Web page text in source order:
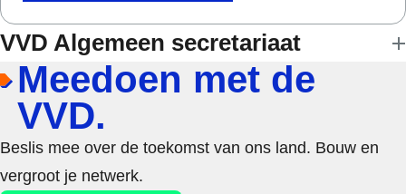
VVD Algemeen secretariaat
Meedoen met de
VVD.
Beslis mee over de toekomst van ons land. Bouw en
vergroot je netwerk.